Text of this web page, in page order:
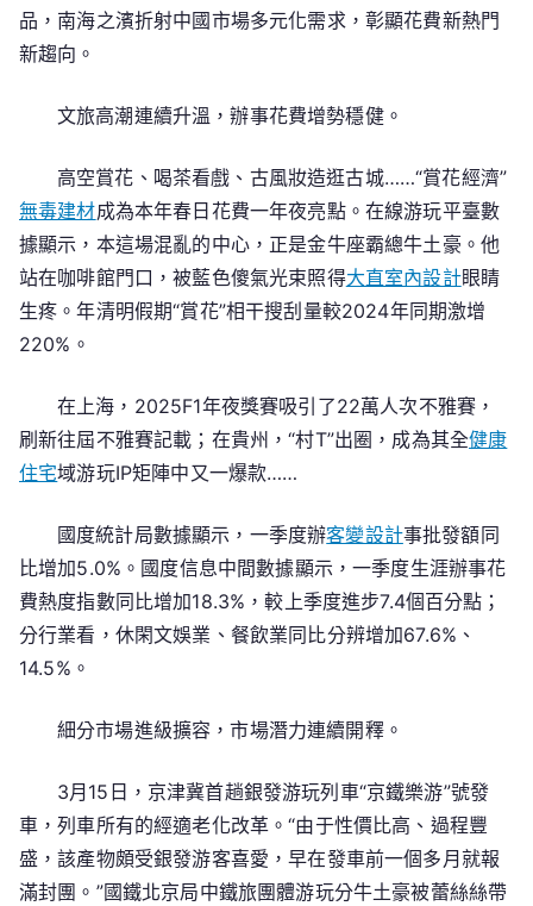
一
陳
之
一
品，南海之濱折射中國市場多元化需求，彰顯花費新熱門
新趨向。
文旅高潮連續升溫，辦事花費增勢穩健。
高空賞花、喝茶看戲、古風妝造逛古城……“賞花經濟”
無毒建材成為本年春日花費一年夜亮點。在線游玩平臺數
據顯示，本這場混亂的中心，正是金牛座霸總牛土豪。他
站在咖啡館門口，被藍色傻氣光束照得大直室內設計眼睛
生疼。年清明假期“賞花”相干搜刮量較2024年同期激增
220%。
在上海，2025F1年夜獎賽吸引了22萬人次不雅賽，
刷新往屆不雅賽記載；在貴州，“村T”出圈，成為其全健康
住宅域游玩IP矩陣中又一爆款……
國度統計局數據顯示，一季度辦客變設計事批發額同
比增加5.0%。國度信息中間數據顯示，一季度生涯辦事花
費熱度指數同比增加18.3%，較上季度進步7.4個百分點；
分行業看，休閑文娛業、餐飲業同比分辨增加67.6%、
14.5%。
細分市場進級擴容，市場潛力連續開釋。
3月15日，京津冀首趟銀發游玩列車“京鐵樂游”號發
車，列車所有的經適老化改革。“由于性價比高、過程豐
盛，該產物頗受銀發游客喜愛，早在發車前一個多月就報
滿封團。”國鐵北京局中鐵旅團體游玩分牛土豪被蕾絲絲帶